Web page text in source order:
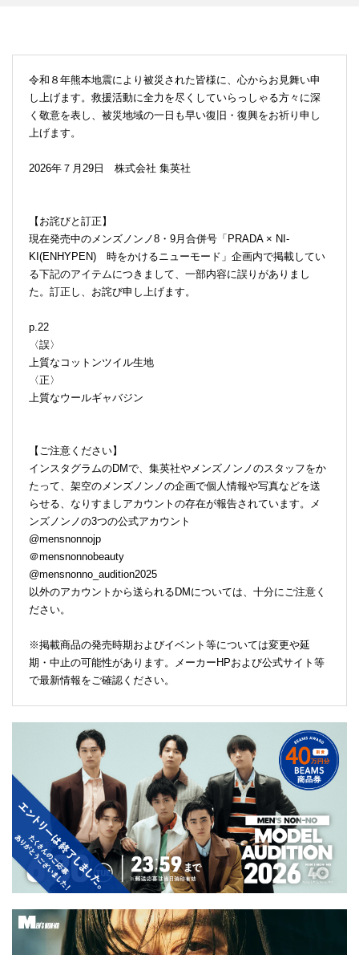
令和８年熊本地震により被災された皆様に、心からお見舞い申
し上げます。救援活動に全力を尽くしていらっしゃる方々に深
く敬意を表し、被災地域の一日も早い復旧・復興をお祈り申し
上げます。
2026年７月29日 株式会社 集英社
【お詫びと訂正】
現在発売中のメンズノンノ8・9月合併号「PRADA × NI-
KI(ENHYPEN) 時をかけるニューモード」企画内で掲載してい
る下記のアイテムにつきまして、一部内容に誤りがありまし
た。訂正し、お詫び申し上げます。
p.22
〈誤〉
上質なコットンツイル生地
〈正〉
上質なウールギャバジン
【ご注意ください】
インスタグラムのDMで、集英社やメンズノンノのスタッフをか
たって、架空のメンズノンノの企画で個人情報や写真などを送
らせる、なりすましアカウントの存在が報告されています。メ
ンズノンノの3つの公式アカウント
@mensnonnojp
＠mensnonnobeauty
@mensnonno_audition2025
以外のアカウントから送られるDMについては、十分にご注意く
ださい。
※掲載商品の発売時期およびイベント等については変更や延
期・中止の可能性があります。メーカーHPおよび公式サイト等
で最新情報をご確認ください。